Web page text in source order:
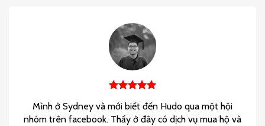
Mình ở Sydney và mới biết đến Hudo qua một hội
nhóm trên facebook. Thấy ở đây có dịch vụ mua hộ và